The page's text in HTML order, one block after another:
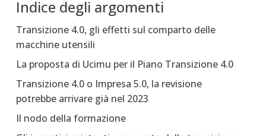
Indice degli argomenti
Transizione 4.0, gli effetti sul comparto delle
macchine utensili
La proposta di Ucimu per il Piano Transizione 4.0
Transizione 4.0 o Impresa 5.0, la revisione
potrebbe arrivare già nel 2023
Il nodo della formazione